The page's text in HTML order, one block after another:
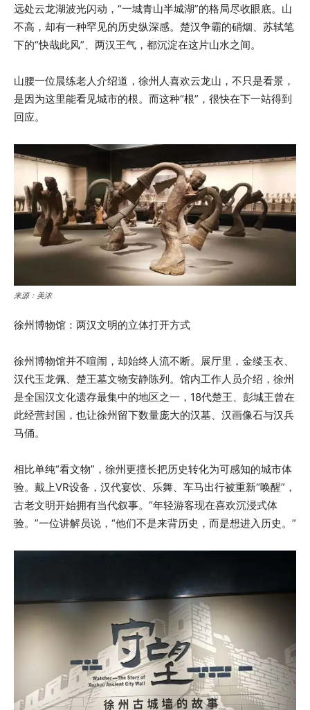
远处云龙湖波光闪动，“一城青山半城湖”的格局尽收眼底。山
不高，却有一种罕见的历史纵深感。楚汉争霸的硝烟、苏轼笔
下的“快哉此风”、两汉王气，都沉淀在这片山水之间。
山腰一位晨练老人介绍道，徐州人喜欢云龙山，不只是看景，
是因为这里能看见城市的根。而这种“根”，很快在下一站得到
回应。
来源：美浓
徐州博物馆：两汉文明的立体打开方式
徐州博物馆并不喧闹，却始终人流不断。展厅里，金缕玉衣、
汉代玉龙佩、楚王墓文物安静陈列。馆内工作人员介绍，徐州
是全国汉文化遗存最集中的地区之一，18代楚王、彭城王曾在
此经营封国，也让徐州留下数量庞大的汉墓、汉画像石与汉兵
马俑。
相比单纯“看文物”，徐州更擅长把历史转化为可感知的城市体
验。戴上VR设备，汉代宴饮、乐舞、车马出行被重新“唤醒”，
古老文明开始拥有当代叙事。“年轻游客现在喜欢沉浸式体
验。”一位讲解员说，“他们不是来背历史，而是想进入历史。”